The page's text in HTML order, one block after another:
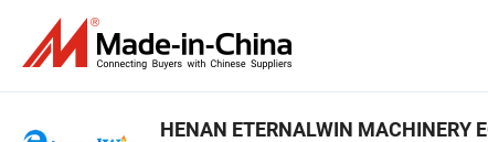
HENAN ETERNALWIN MACHINERY